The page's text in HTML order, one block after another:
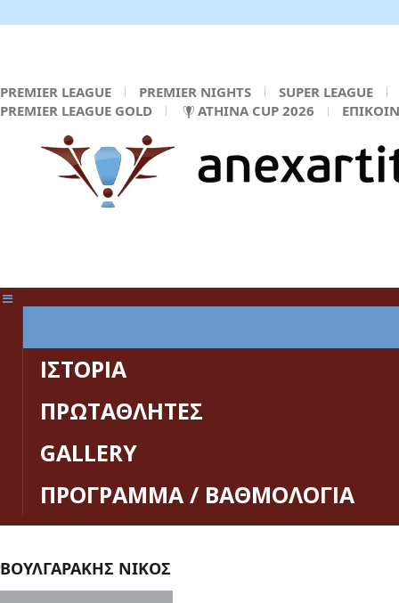
PREMIER LEAGUE PREMIER NIGHTS
SUPER LEAGUE
PREMIER LEAGUE GOLD
ATHINA CUP 2026
ΙΣΤΟΡΙΑ
ΠΡΩΤΑΘΛΗΤΕΣ
GALLERY
ΠΡΟΓΡΑΜΜΑ / ΒΑΘΜΟΛΟΓΙΑ
ΒΟΥΛΓΑΡΑΚΗΣ ΝΙΚΟΣ